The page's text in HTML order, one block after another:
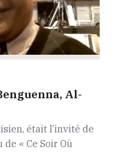
Al-
était l’invité de
« Ce Soir Où